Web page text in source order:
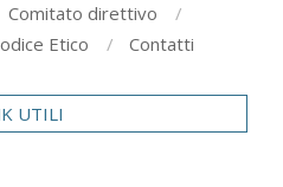
Comitato direttivo
Etico Contatti
UTILI